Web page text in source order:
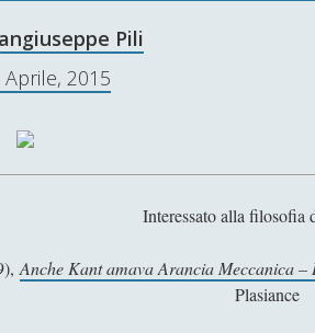
Pili
Aprile, 2015
Interessato alla filosofia
Anche Kant amava Arancia Meccanica
Plasiance